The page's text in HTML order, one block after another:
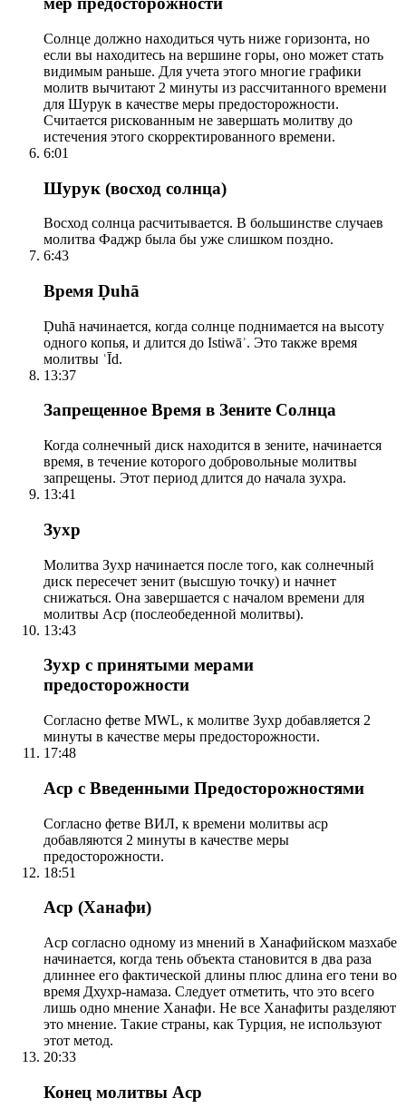
Солнце должно находиться чуть ниже горизонта, но
если вы находитесь на вершине горы, оно может стать
видимым раньше. Для учета этого многие графики
молитв вычитают 2 минуты из рассчитанного времени
для Шурук в качестве меры предосторожности.
Считается рискованным не завершать молитву до
истечения этого скорректированного времени.
6:01
Шурук (восход солнца)
Восход солнца расчитывается. В большинстве случаев
молитва Фаджр была бы уже слишком поздно.
6:43
Время Ḍuhā
Ḍuhā начинается, когда солнце поднимается на высоту
одного копья, и длится до Istiwāʾ. Это также время
молитвы ʿĪd.
13:37
Запрещенное Время в Зените Солнца
Когда солнечный диск находится в зените, начинается
время, в течение которого добровольные молитвы
запрещены. Этот период длится до начала зухра.
13:41
Зухр
Молитва Зухр начинается после того, как солнечный
диск пересечет зенит (высшую точку) и начнет
снижаться. Она завершается с началом времени для
молитвы Аср (послеобеденной молитвы).
13:43
Зухр с принятыми мерами
предосторожности
Согласно фетве MWL, к молитве Зухр добавляется 2
минуты в качестве меры предосторожности.
17:48
Аср с Введенными Предосторожностями
Согласно фетве ВИЛ, к времени молитвы аср
добавляются 2 минуты в качестве меры
предосторожности.
18:51
Аср (Ханафи)
Аср согласно одному из мнений в Ханафийском мазхабе
начинается, когда тень объекта становится в два раза
длиннее его фактической длины плюс длина его тени во
время Дхухр-намаза. Следует отметить, что это всего
лишь одно мнение Ханафи. Не все Ханафиты разделяют
это мнение. Такие страны, как Турция, не используют
этот метод.
20:33
Конец молитвы Аср